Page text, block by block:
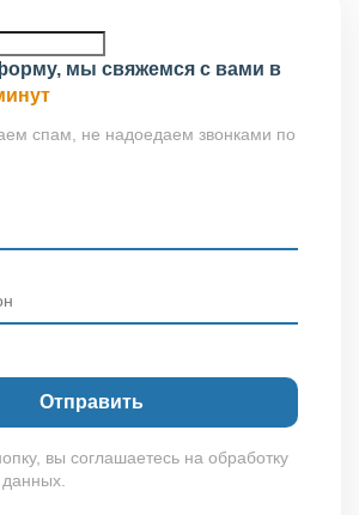
мы свяжемся с вами в
спам, не надоедаем звонками по
вы соглашаетесь на обработку